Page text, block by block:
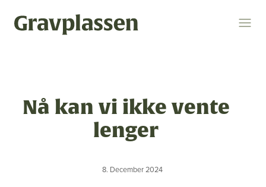
Temaer
statsforvalteren
kulturminner religion og livssyn
Nå kan vi ikke vente
lenger
8. December 2024